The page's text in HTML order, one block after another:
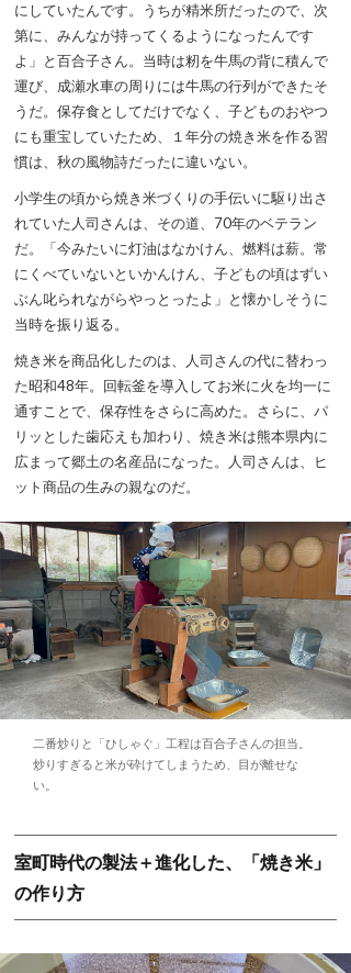
にしていたんです。うちが精米所だったので、次
第に、みんなが持ってくるようになったんです
よ」と百合子さん。当時は籾を牛馬の背に積んで
運び、成瀬水車の周りには牛馬の行列ができたそ
うだ。保存食としてだけでなく、子どものおやつ
にも重宝していたため、１年分の焼き米を作る習
慣は、秋の風物詩だったに違いない。
小学生の頃から焼き米づくりの手伝いに駆り出さ
れていた人司さんは、その道、70年のベテラン
だ。「今みたいに灯油はなかけん、燃料は薪。常
にくべていないといかんけん、子どもの頃はずい
ぶん叱られながらやっとったよ」と懐かしそうに
当時を振り返る。
焼き米を商品化したのは、人司さんの代に替わっ
た昭和48年。回転釜を導入してお米に火を均一に
通すことで、保存性をさらに高めた。さらに、パ
リッとした歯応えも加わり、焼き米は熊本県内に
広まって郷土の名産品になった。人司さんは、ヒ
ット商品の生みの親なのだ。
二番炒りと「ひしゃぐ」工程は百合子さんの担当。
炒りすぎると米が砕けてしまうため、目が離せな
い。
室町時代の製法＋進化した、「焼き米」
の作り方